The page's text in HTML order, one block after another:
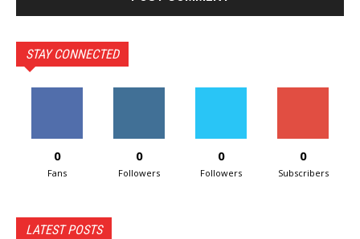
STAY CONNECTED
0
Fans
0
Followers
0
Followers
0
Subscribers
LATEST POSTS